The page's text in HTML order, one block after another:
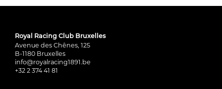
Royal Racing Club Bruxelles
Avenue des Chênes, 125
B-1180 Bruxelles
info@royalracing1891.be
+32 2 374 41 81